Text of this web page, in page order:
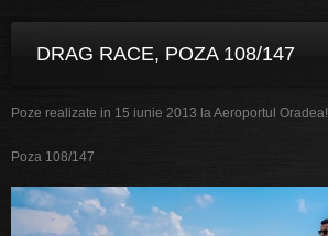
DRAG RACE, POZA 108/147
Poze realizate in 15 iunie 2013 la Aeroportul Oradea!
Poza 108/147